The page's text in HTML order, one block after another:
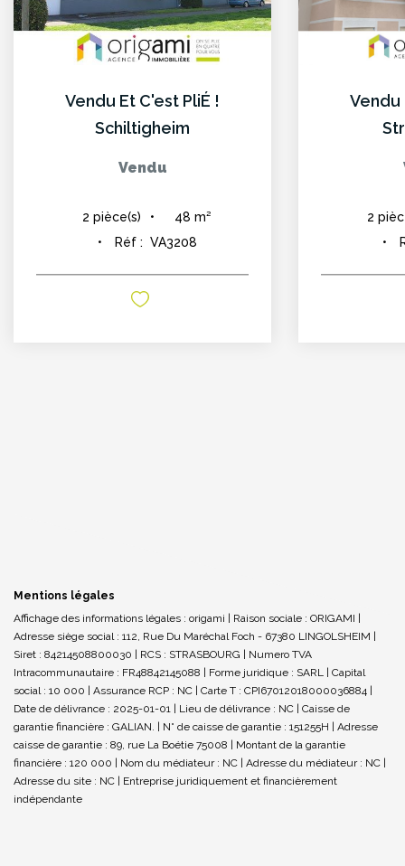
Vendu Et C'est PliÉ !
Schiltigheim
Vendu
2 pièce(s) 48 m²
Réf : VA3208
Vendu
2
Mentions légales
Affichage des informations légales : origami | Raison sociale : ORIGAMI |
Adresse siège social : 112, Rue Du Maréchal Foch - 67380 LINGOLSHEIM |
Siret : 84214508800030 | RCS : STRASBOURG | Numero TVA
Intracommunautaire : FR48842145088 | Forme juridique : SARL | Capital
social : 10 000 | Assurance RCP : NC | Carte T : CPI67012018000036884 |
Date de délivrance : 2025-01-01 | Lieu de délivrance : NC | Caisse de
garantie financière : GALIAN. | N° de caisse de garantie : 151255H | Adresse
caisse de garantie : 89, rue La Boétie 75008 | Montant de la garantie
financière : 120 000 | Nom du médiateur : NC | Adresse du médiateur : NC |
Adresse du site : NC | Entreprise juridiquement et financièrement
indépendante